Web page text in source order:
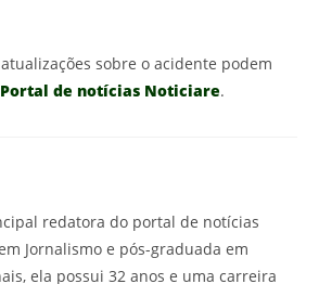
sobre o acidente podem
Portal de notícias Noticiare.
redatora do portal de notícias
Jornalismo e pós-graduada em
ela possui 32 anos e uma carreira